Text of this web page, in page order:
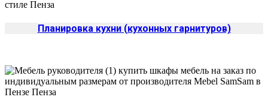
Планировка кухни (кухонных гарнитуров)